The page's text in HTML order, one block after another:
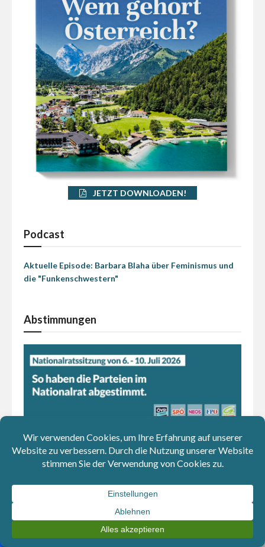
JETZT DOWNLOADEN!
Podcast
Aktuelle Episode: Barbara Blaha über Feminismus und
die "Funkenschwestern"
Abstimmungen